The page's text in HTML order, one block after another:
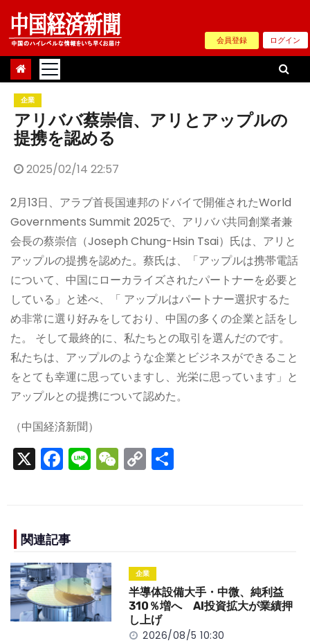
Skip
content
会員登録 ログイン
企業
アリババ蔡崇信、アリとアップルの
提携を認める
2025/02/14 22:57
2月13日、アラブ首長国連邦のドバイで開催されたWorld
Governments Summit 2025で、アリババ共同創業者兼
会長の蔡崇信（Joseph Chung-Hsin Tsai）氏は、アリと
アップルの提携を認めた。蔡氏は、「アップルは携帯電話
について、中国にローカライズされたパートナーを必要と
している」と述べ、「 アップルはパートナー選択するた
め非常に選り好みをしており、中国の多くの企業と話をし
た。 そして最終的に、私たちとの取引を選んだのです。
私たちは、アップルのような企業とビジネスができること
をとても幸運に思っていますし、光栄に思っています」と
アップルとの提携について認めた。
（中国経済新聞）
X F
a
e
b
o
o
k
Li
n
W
e
C
o
n
k
関連記事
企業
半導体設備大手・中微、純利益
310％増へ AI投資拡大が業績押
し上げ
2026/08/5 10:30